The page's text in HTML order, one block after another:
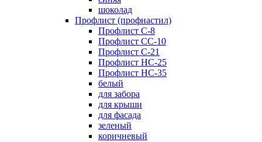
шоколад
Профлист (профнастил)
Профлист С-8
Профлист СС-10
Профлист C-21
Профлист НС-25
Профлист НС-35
белый
для забора
для крыши
для фасада
зеленый
коричневый